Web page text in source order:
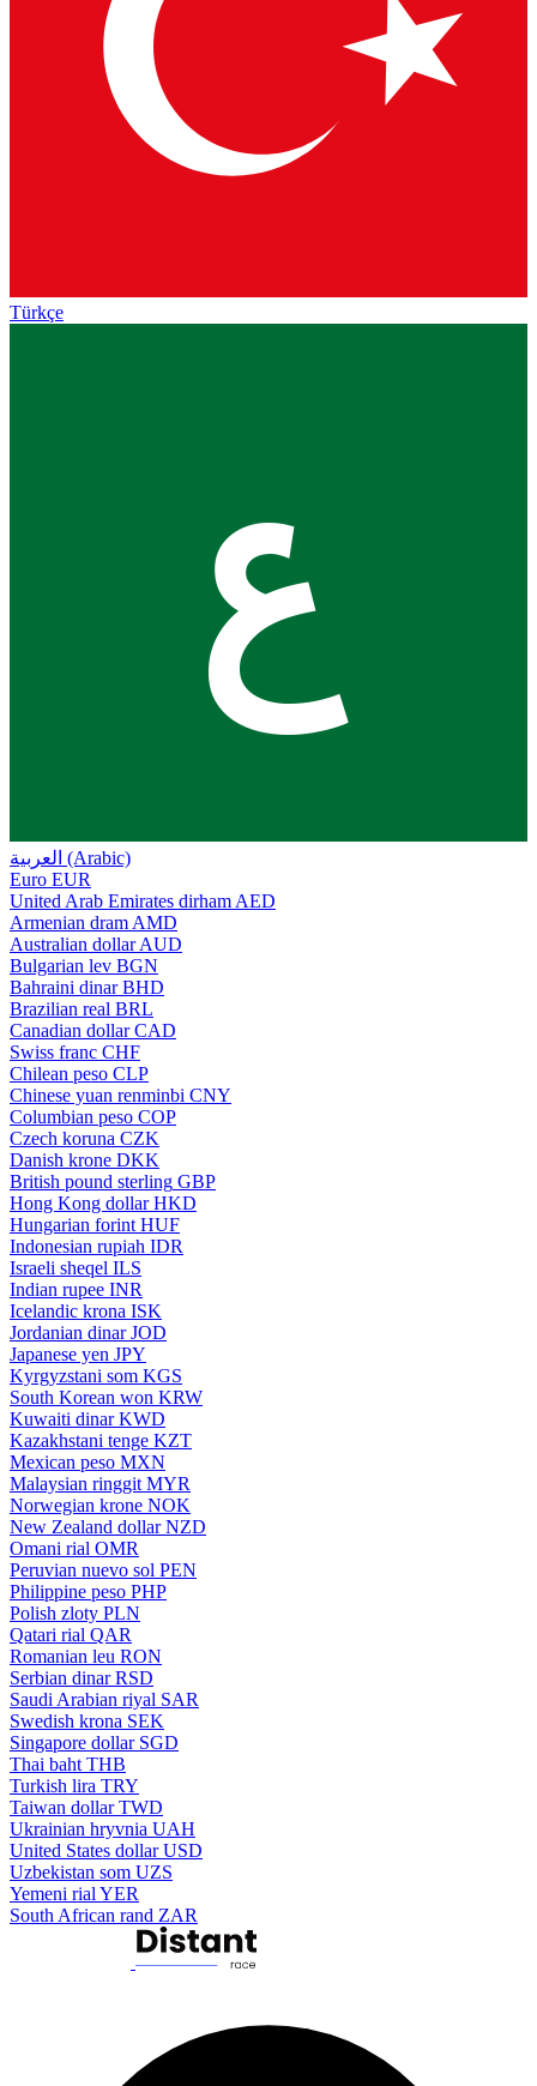
Türkçe
ع
العربية (Arabic)
Euro EUR
United Arab Emirates dirham AED
Armenian dram AMD
Australian dollar AUD
Bulgarian lev BGN
Bahraini dinar BHD
Brazilian real BRL
Canadian dollar CAD
Swiss franc CHF
Chilean peso CLP
Chinese yuan renminbi CNY
Columbian peso COP
Czech koruna CZK
Danish krone DKK
British pound sterling GBP
Hong Kong dollar HKD
Hungarian forint HUF
Indonesian rupiah IDR
Israeli sheqel ILS
Indian rupee INR
Icelandic krona ISK
Jordanian dinar JOD
Japanese yen JPY
Kyrgyzstani som KGS
South Korean won KRW
Kuwaiti dinar KWD
Kazakhstani tenge KZT
Mexican peso MXN
Malaysian ringgit MYR
Norwegian krone NOK
New Zealand dollar NZD
Omani rial OMR
Peruvian nuevo sol PEN
Philippine peso PHP
Polish zloty PLN
Qatari rial QAR
Romanian leu RON
Serbian dinar RSD
Saudi Arabian riyal SAR
Swedish krona SEK
Singapore dollar SGD
Thai baht THB
Turkish lira TRY
Taiwan dollar TWD
Ukrainian hryvnia UAH
United States dollar USD
Uzbekistan som UZS
Yemeni rial YER
South African rand ZAR